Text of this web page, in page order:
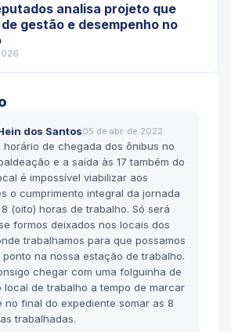
analisa projeto que
gestão e desempenho no
dos Santos05 de abr. de 2022
horário de chegada dos ônibus no
e a saída às 17 também do
é impossível viabilizar aos
o cumprimento integral da jornada
(oito) horas de trabalho. Só será
formos deixados nos locais dos
trabalhamos para que possamos
na nossa estação de trabalho.
chegar com uma folguinha de
local de trabalho a tempo de marcar
no final do expediente somar as 8
trabalhadas.